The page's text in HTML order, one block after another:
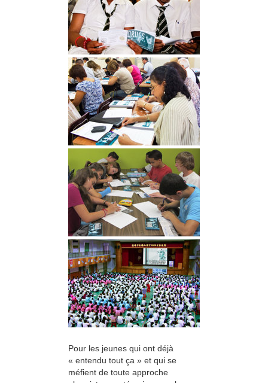
Pour les jeunes qui ont déjà
« entendu tout ça » et qui se
méfient de toute approche